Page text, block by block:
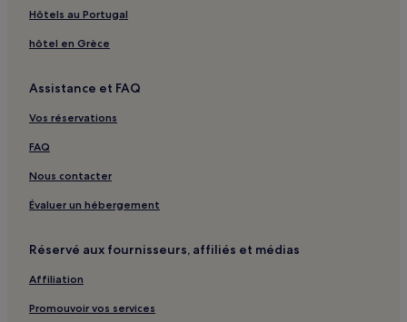
Campagne-D'armagnac : hôtels
Barbotan-Les-Thermes : hôtels Hôtels avec parking
Ladevèze-Rivière : hôtels
Bourrouillan : hôtels
Cazaubon : hôtels Hôtels avec parking
Cazaubon : hôtels
Riscle : hôtels
Grand Armagnac : hôtels
Armagnac Adour : hôtels
Bastides et Vallons du Gers : hôtels
Hôtels au Portugal
hôtel en Grèce
Assistance et FAQ
Vos réservations
FAQ
Nous contacter
Évaluer un hébergement
Réservé aux fournisseurs, affiliés et médias
Affiliation
Promouvoir vos services